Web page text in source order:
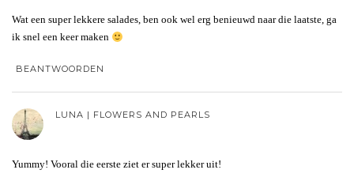
Wat een super lekkere salades, ben ook wel erg benieuwd naar die laatste, ga
ik snel een keer maken
BEANTWOORDEN
LUNA | FLOWERS AND PEARLS
Yummy! Vooral die eerste ziet er super lekker uit!